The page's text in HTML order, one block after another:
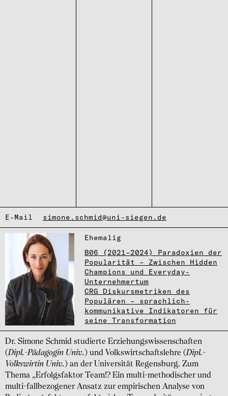
E-Mail simone.schmid@uni-siegen.de
Ehema­lig
B06 (2021–2024) Paradoxien der
Popularität – Zwischen Hidden
Champions und Everyday-
Unternehmertum
CRG Diskursmetriken des
Populären – sprachlich-
kommunikative Indikatoren für
seine Transformation
Dr. Simone Schmid studierte Erziehungswissenschaften
(Dipl.-Pädagogin Univ. ) und Volkswirtschaftslehre (Dipl.-
Volkswirtin Univ. ) an der Universität Regensburg. Zum
Thema „Erfolgsfaktor Team!? Ein multi-methodischer und
multi-fallbezogener Ansatz zur empirischen Analyse von